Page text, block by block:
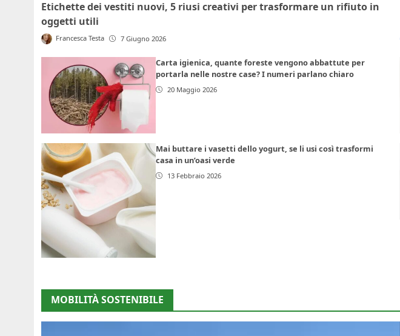
Etichette dei vestiti nuovi, 5 riusi creativi per trasformare un rifiuto in
oggetti utili
Francesca Testa 7 Giugno 2026
Carta igienica, quante foreste vengono abbattute per
portarla nelle nostre case? I numeri parlano chiaro
20 Maggio 2026
Mai buttare i vasetti dello yogurt, se li usi così trasformi
casa in un’oasi verde
13 Febbraio 2026
MOBILITÀ SOSTENIBILE